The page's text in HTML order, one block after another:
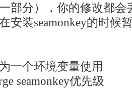
部分），你的修改都会
安装seamonkey的时候
一个环境变量使用
seamonkey优先级